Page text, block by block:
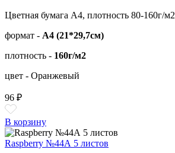
Цветная бумага А4, плотность 80-160г/м2
формат - А4 (21*29,7см)
плотность - 160г/м2
цвет - Оранжевый
96 ₽
В корзину
Raspberry №44А 5 листов